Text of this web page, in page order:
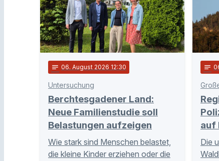
notes 06. August 2026 12:30
Untersuchung
Berchtesgadener Land:
Neue Familienstudie soll
Belastungen aufzeigen
Wie stark sind Menschen belastet,
die kleine Kinder erziehen oder die
notes
auf
Die